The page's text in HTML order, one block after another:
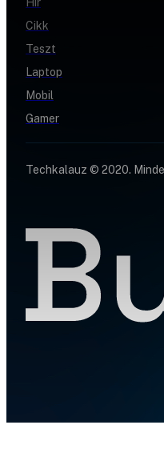
Cikk
Teszt
Laptop
Mobil
Gamer
Techkalauz © 2020.